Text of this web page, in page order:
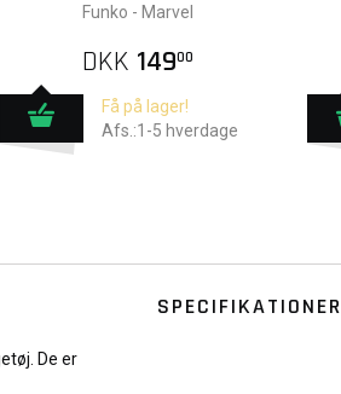
Funko - Marvel
DKK 14900
Få på lager!
Afs.:1-5 hverdage
De er
SPECIFIKATIONER